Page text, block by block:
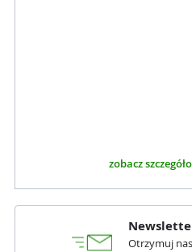
zobacz
Otrzymuj